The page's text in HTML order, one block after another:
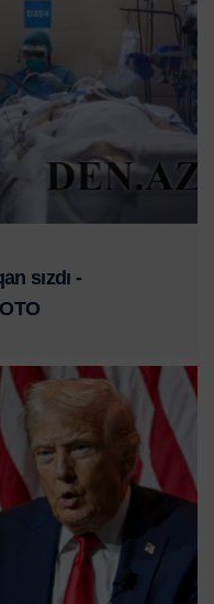
sızdı -